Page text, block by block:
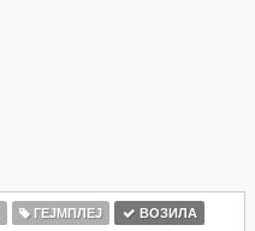
ГЕЈМПЛЕЈ
ВОЗИЛА